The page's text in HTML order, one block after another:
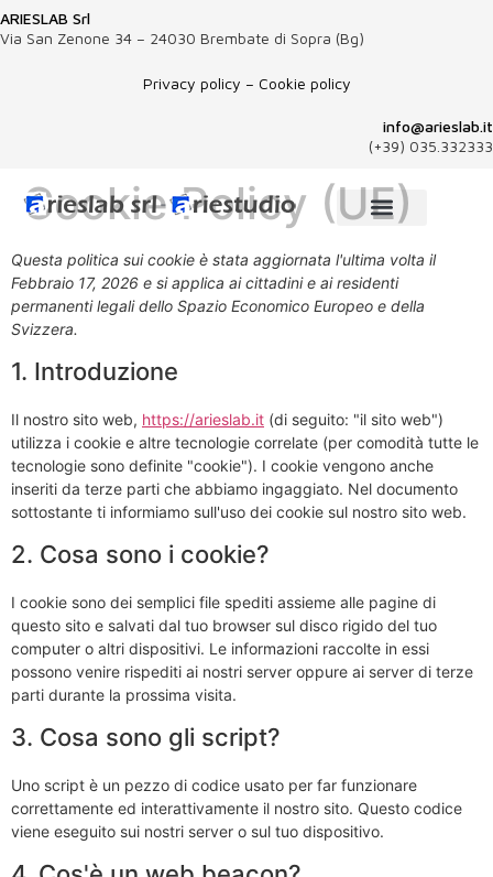
ARIESLAB Srl
Via San Zenone 34 – 24030 Brembate di Sopra (Bg)
Privacy policy – Cookie policy
info@arieslab.it
(+39) 035.332333
Cookie Policy (UE)
Questa politica sui cookie è stata aggiornata l'ultima volta il
Febbraio 17, 2026 e si applica ai cittadini e ai residenti
permanenti legali dello Spazio Economico Europeo e della
Svizzera.
1. Introduzione
Il nostro sito web, https://arieslab.it (di seguito: "il sito web")
utilizza i cookie e altre tecnologie correlate (per comodità tutte le
tecnologie sono definite "cookie"). I cookie vengono anche
inseriti da terze parti che abbiamo ingaggiato. Nel documento
sottostante ti informiamo sull'uso dei cookie sul nostro sito web.
2. Cosa sono i cookie?
I cookie sono dei semplici file spediti assieme alle pagine di
questo sito e salvati dal tuo browser sul disco rigido del tuo
computer o altri dispositivi. Le informazioni raccolte in essi
possono venire rispediti ai nostri server oppure ai server di terze
parti durante la prossima visita.
3. Cosa sono gli script?
Uno script è un pezzo di codice usato per far funzionare
correttamente ed interattivamente il nostro sito. Questo codice
viene eseguito sui nostri server o sul tuo dispositivo.